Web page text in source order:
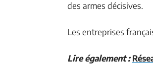
des armes décisives.
Les entreprises
Lire également :